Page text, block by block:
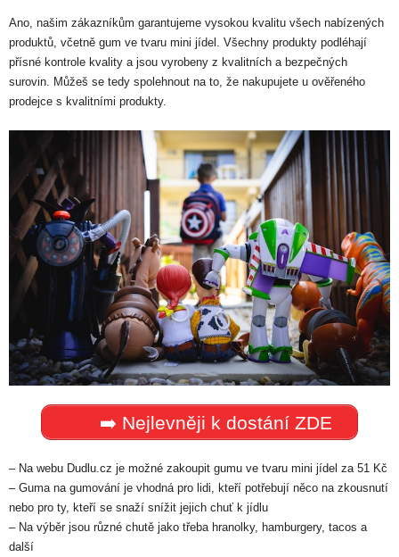
Ano, našim zákazníkům garantujeme vysokou kvalitu všech nabízených
produktů, včetně gum ve tvaru mini jídel. Všechny produkty podléhají
přísné kontrole kvality a jsou vyrobeny z kvalitních a bezpečných
surovin. Můžeš se tedy spolehnout na to, že nakupujete u ověřeného
prodejce s kvalitními produkty.
➡️ Nejlevněji k dostání ZDE
– Na webu Dudlu.cz je možné zakoupit gumu ve tvaru mini jídel za 51 Kč
– Guma na gumování je vhodná pro lidi, kteří potřebují něco na zkousnutí
nebo pro ty, kteří se snaží snížit jejich chuť k jídlu
– Na výběr jsou různé chutě jako třeba hranolky, hamburgery, tacos a
další